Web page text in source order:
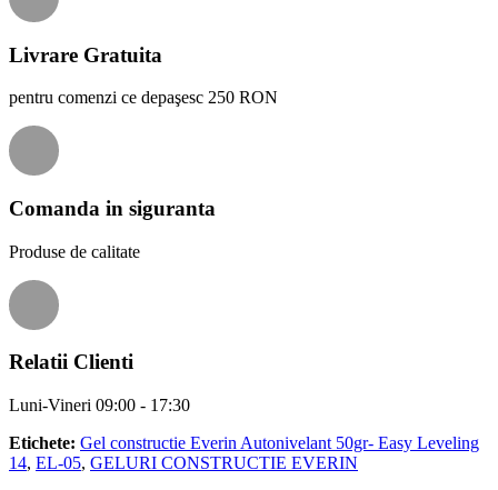
Livrare Gratuita
pentru comenzi ce depaşesc 250 RON
Comanda in siguranta
Produse de calitate
Relatii Clienti
Luni-Vineri 09:00 - 17:30
Etichete: Gel constructie Everin Autonivelant 50gr- Easy Leveling
14, EL-05, GELURI CONSTRUCTIE EVERIN